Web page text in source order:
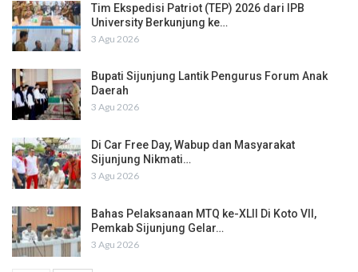
Tim Ekspedisi Patriot (TEP) 2026 dari IPB
University Berkunjung ke…
3 Agu 2026
Bupati Sijunjung Lantik Pengurus Forum Anak
Daerah
3 Agu 2026
Di Car Free Day, Wabup dan Masyarakat
Sijunjung Nikmati…
3 Agu 2026
Bahas Pelaksanaan MTQ ke-XLII Di Koto VII,
Pemkab Sijunjung Gelar…
3 Agu 2026